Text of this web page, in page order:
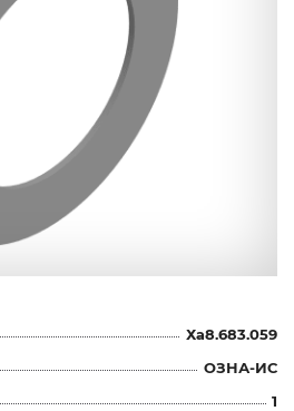
Ха8.683.059
ОЗНА-ИС
1